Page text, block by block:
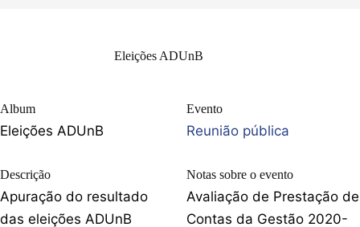
Eleições ADUnB
Album
Eleições ADUnB
Descrição
Apuração do resultado
das eleições ADUnB
Evento
Reunião pública
Notas sobre o evento
Avaliação de Prestação de
Contas da Gestão 2020-